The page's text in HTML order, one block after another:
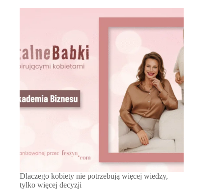
Dlaczego kobiety nie potrzebują więcej wiedzy,
tylko więcej decyzji